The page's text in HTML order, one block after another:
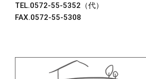
TEL.0572-55-5352（代）
FAX.0572-55-5308